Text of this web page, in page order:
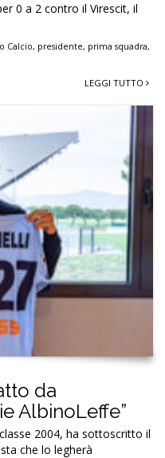
0 a 2 contro il Virescit, il
Calcio, presidente, prima squadra,
LEGGI TUTTO
da
AlbinoLeffe”
2004, ha sottoscritto il
che lo legherà